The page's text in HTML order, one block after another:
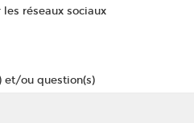
les réseaux sociaux
et/ou question(s)